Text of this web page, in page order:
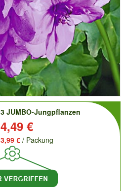
3 JUMBO-Jungpflanzen
4,49 €
3,99 € / Packung